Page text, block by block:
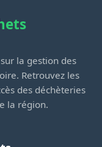
la gestion des
Retrouvez les
des déchèteries
la région.